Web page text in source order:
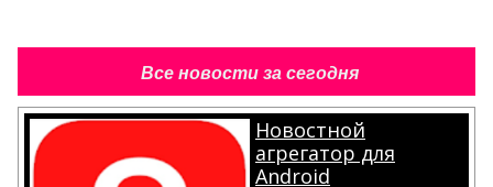
Все новости за сегодня
Новостной
агрегатор для
Android